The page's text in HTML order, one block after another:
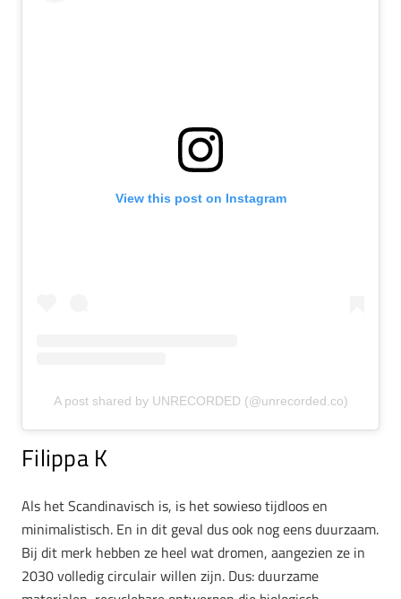
View this post on Instagram
A post shared by UNRECORDED (@unrecorded.co)
Filippa K
Als het Scandinavisch is, is het sowieso tijdloos en
minimalistisch. En in dit geval dus ook nog eens duurzaam.
Bij dit merk hebben ze heel wat dromen, aangezien ze in
2030 volledig circulair willen zijn. Dus: duurzame